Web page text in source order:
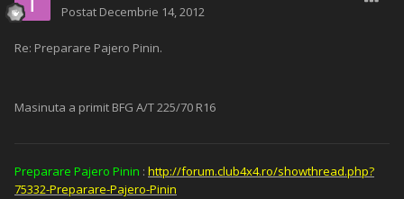
Postat Decembrie 14, 2012
Re: Preparare Pajero Pinin.
Masinuta a primit BFG A/T 225/70 R16
Preparare Pajero Pinin : http://forum.club4x4.ro/showthread.php?
75332-Preparare-Pajero-Pinin